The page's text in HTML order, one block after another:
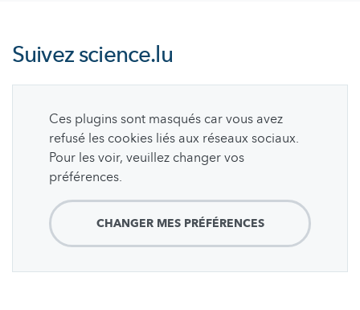
Suivezscience.lu
Ces plugins sont masqués car vous avez
refusé les cookies liés aux réseaux sociaux.
Pour les voir, veuillez changer vos
préférences.
CHANGER MES PRÉFÉRENCES